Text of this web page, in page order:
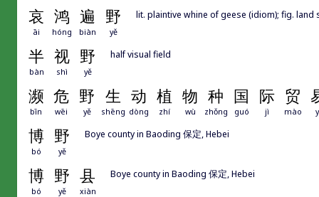
哀 鸿 遍 野
āi hóng biàn yě
lit. plaintive whine of geese (idiom); fig.
半 视 野
bàn shì yě
half visual field
濒 危 野 生 动 植 物 种 国 际 贸
bīn wēi yě shēng dòng zhí wù zhǒng guó jì mào
博 野
bó yě
Boye county in Baoding 保定, Hebei
博 野 县
bó yě xiàn
Boye county in Baoding 保定, Hebei